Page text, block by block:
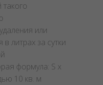
или
литрах за сутки
формула: S х
10 кв. м